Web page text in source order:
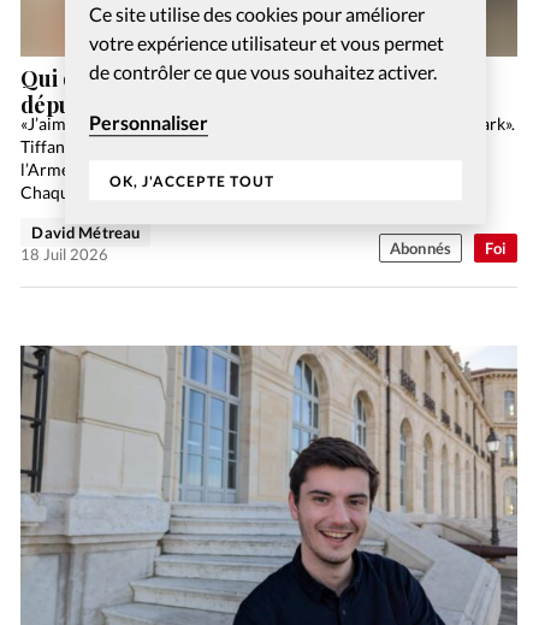
Ce site utilise des cookies pour améliorer
votre expérience utilisateur et vous permet
de contrôler ce que vous souhaitez activer.
Personnaliser
OK, J'ACCEPTE TOUT
Foi
Qui dites-vous que je suis? Avec l’ancienne
députée Georgina Dufoix
«J’aime bien venir ici pour les jeux et les sorties comme Aquapark».
Tiffany fréquente le «Lézard du mercredi», accueil offert par
l’Armée du Salut aux enfants du quartier des Grottes à Genève.
Chaque mercredi, Agnès,…
David Métreau
18 Juil 2026
Abonnés